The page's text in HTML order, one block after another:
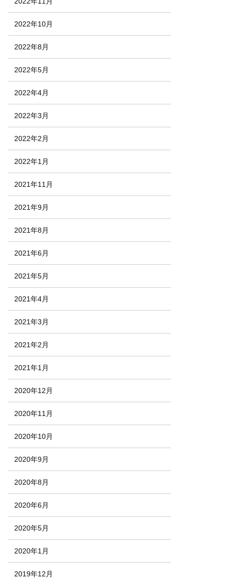
2022年10月
2022年8月
2022年5月
2022年4月
2022年3月
2022年2月
2022年1月
2021年11月
2021年9月
2021年8月
2021年6月
2021年5月
2021年4月
2021年3月
2021年2月
2021年1月
2020年12月
2020年11月
2020年10月
2020年9月
2020年8月
2020年6月
2020年5月
2020年1月
2019年12月